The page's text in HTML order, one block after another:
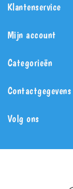
Klantenservice
Mijn account
Categorieën
Contactgegevens
Volg ons